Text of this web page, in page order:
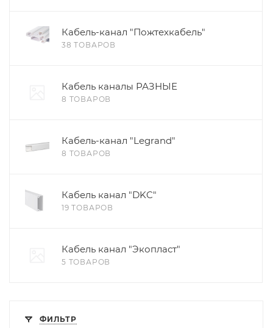
Кабель-канал "Пожтехкабель"
38 ТОВАРОВ
Кабель каналы РАЗНЫЕ
8 ТОВАРОВ
Кабель-канал "Legrand"
8 ТОВАРОВ
Кабель канал "DKC"
19 ТОВАРОВ
Кабель канал "Экопласт"
5 ТОВАРОВ
ФИЛЬТР